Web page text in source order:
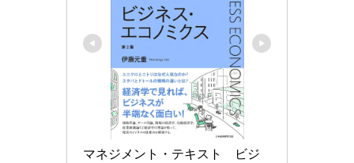
マネジメント・テキスト　ビジ